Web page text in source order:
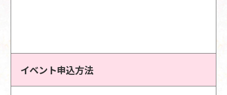
イベント申込方法